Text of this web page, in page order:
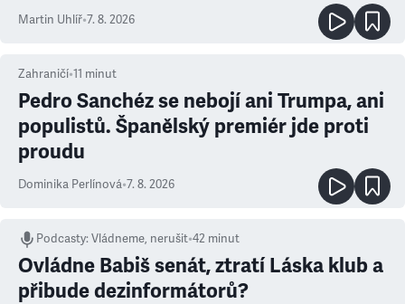
Martin Uhlíř•7. 8. 2026
Zahraničí•11 minut
Pedro Sanchéz se nebojí ani Trumpa, ani
populistů. Španělský premiér jde proti
proudu
Dominika Perlínová•7. 8. 2026
Podcasty:Vládneme, nerušit•42 minut
Ovládne Babiš senát, ztratí Láska klub a
přibude dezinformátorů?